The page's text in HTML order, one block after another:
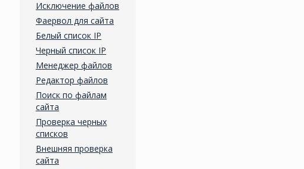
Исключение файлов
Фаервол для сайта
Белый список IP
Черный список IP
Менеджер файлов
Редактор файлов
Поиск по файлам
сайта
Проверка черных
списков
Внешняя проверка
сайта